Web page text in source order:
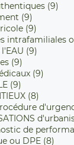
(9)
(9)
(9)
intrafamiliales
(9)
(9)
(9)
(9)
(8)
de
ou DPE (8)